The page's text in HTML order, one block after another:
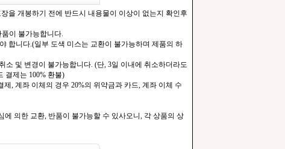
을 개봉하기 전에 반드시 내용물이 이상이 없는지 확인후
이 불가능합니다.
합니다.(일부 도색 미스는 교환이 불가능하며 제품의 하
및 변경이 불가능합니다. (단, 3일 이내에 취소하더라도
결제는 100% 환불)
, 계좌 이체의 경우 20%의 위약금과 카드, 계좌 이체 수
의한 교환, 반품이 불가능할 수 있사오니, 각 상품의 상